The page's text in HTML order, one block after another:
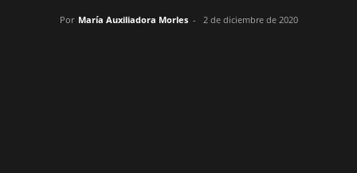
Por María Auxiliadora Morles - 2 de diciembre de 2020